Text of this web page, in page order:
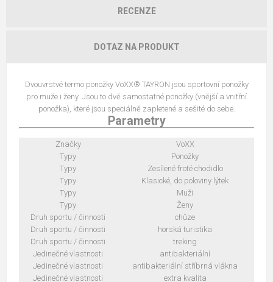
RECENZE
DOTAZ NA PRODUKT
Dvouvrstvé termo ponožky VoXX® TAYRON jsou sportovní ponožky
pro muže i ženy. Jsou to dvě samostatné ponožky (vnější a vnitřní
ponožka), které jsou speciálně zapletené a sešité do sebe.
Parametry
Značky
VoXX
Typy
Ponožky
Typy
Zesílené froté chodidlo
Typy
Klasické, do poloviny lýtek
Typy
Muži
Typy
Ženy
Druh sportu / činnosti
chůze
Druh sportu / činnosti
horská turistika
Druh sportu / činnosti
treking
Jedinečné vlastnosti
antibakteriální
Jedinečné vlastnosti
antibakteriální stříbrná vlákna
Jedinečné vlastnosti
extra kvalita